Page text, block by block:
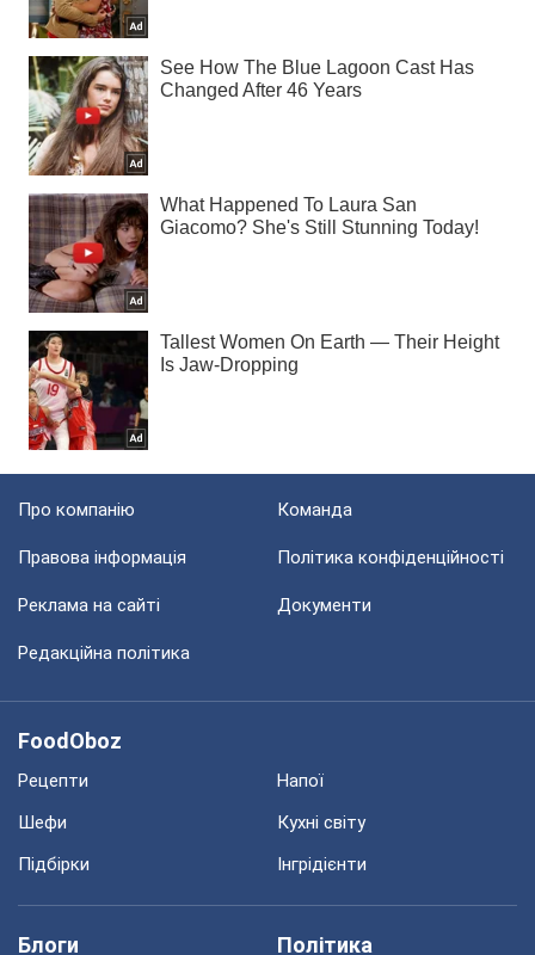
Про компанію Команда
Правова інформація Політика конфіденційності
Реклама на сайті Документи
Редакційна політика
FoodOboz
Рецепти
Напої
Шефи
Кухні світу
Підбірки
Інгрідієнти
Блоги Політика